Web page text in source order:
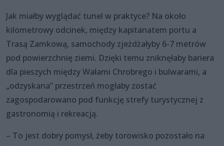
Jak miałby wyglądać tunel w praktyce? Na około
kilometrowy odcinek, między kapitanatem portu a
Trasą Zamkową, samochody zjeżdżałyby 6-7 metrów
pod powierzchnię ziemi. Dzięki temu zniknęłaby bariera
dla pieszych między Wałami Chrobrego i bulwarami, a
„odzyskana” przestrzeń mogłaby zostać
zagospodarowano pod funkcję strefy turystycznej z
gastronomią i rekreacją.
– To jest dobry pomysł, żeby torowisko pozostało na